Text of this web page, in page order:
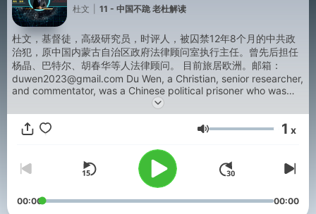
杜文 11 - 中国不跪 老杜解读
杜文，基督徒，高级研究员，时评人，被囚禁12年8个月的中共政
治犯，原中国内蒙古自治区政府法律顾问室执行主任。曾先后担任
杨晶、巴特尔、胡春华等人法律顾问。 目前旅居欧洲。邮箱：
duwen2023@gmail.com Du Wen, a Christian, senior researcher,
and commentator, was a Chinese political prisoner who was
imprisoned for 12 years and 8 months. He was the former
Executive Director of the Legal Advisory Office of the Inner
Mongolia Autonomous Region Government of China. He
previously served as a legal advisor to Yang Jing, Batel, and
Hu Chunhua, among others. He is currently residing in Europe.
Powered by
Firstory Hosting
音量 1 x
00:00 00:00